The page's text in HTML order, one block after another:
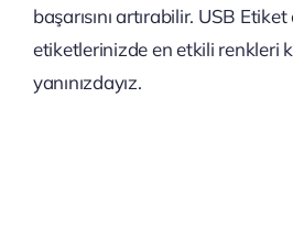
başarısını artırabilir. USB
etiketlerinizde en etkili renkleri
yanınızdayız.